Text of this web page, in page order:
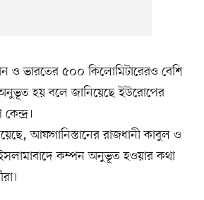
ও ভারতের ৫০০ কিলোমিটারেরও বেশি
হয় বলে জানিয়েছে ইউরোপের
আফগানিস্তানের রাজধানী কাবুল ও
ইসলামাবাদে কম্পন অনুভূত হওয়ার কথা